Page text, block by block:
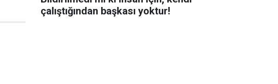
çalıştığından başkası yoktur!